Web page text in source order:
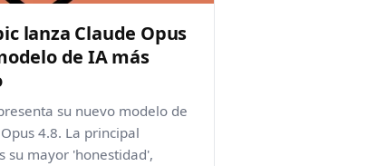
lanza Claude Opus
de IA más
su nuevo modelo de
4.8. La principal
su mayor 'honestidad',